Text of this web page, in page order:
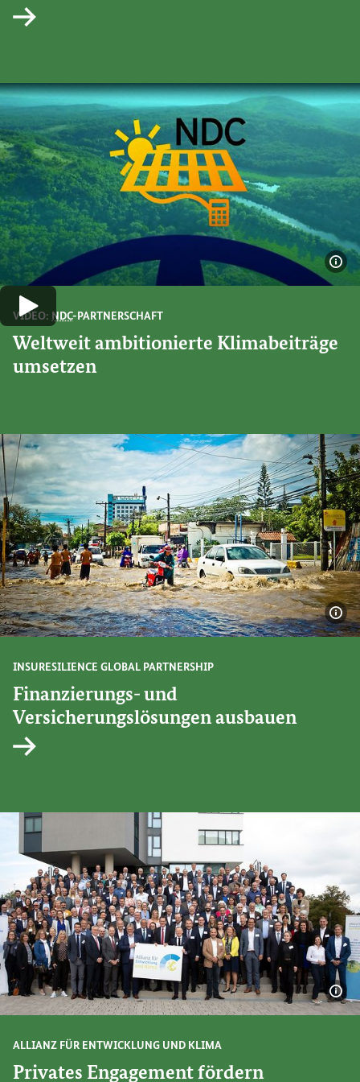
Video abspielen
VIDEO: NDC-PARTNERSCHAFT
Weltweit ambitionierte Klimabeiträge
umsetzen
INSURESILIENCE GLOBAL PARTNERSHIP
Finanzierungs- und
Versicherungslösungen ausbauen
ALLIANZ FÜR ENTWICKLUNG UND KLIMA
Privates Engagement fördern